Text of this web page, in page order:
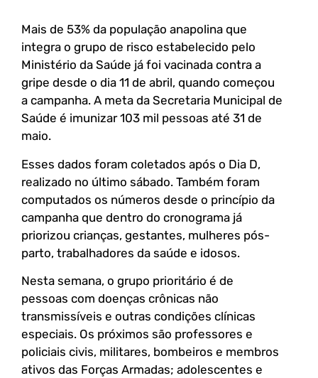
Mais de 53% da população anapolina que
integra o grupo de risco estabelecido pelo
Ministério da Saúde já foi vacinada contra a
gripe desde o dia 11 de abril, quando começou
a campanha. A meta da Secretaria Municipal de
Saúde é imunizar 103 mil pessoas até 31 de
maio.
Esses dados foram coletados após o Dia D,
realizado no último sábado. Também foram
computados os números desde o princípio da
campanha que dentro do cronograma já
priorizou crianças, gestantes, mulheres pós-
parto, trabalhadores da saúde e idosos.
Nesta semana, o grupo prioritário é de
pessoas com doenças crônicas não
transmissíveis e outras condições clínicas
especiais. Os próximos são professores e
policiais civis, militares, bombeiros e membros
ativos das Forças Armadas; adolescentes e